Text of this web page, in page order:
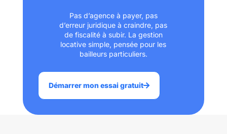
Pas d’agence à payer, pas
d’erreur juridique à craindre, pas
de fiscalité à subir. La gestion
locative simple, pensée pour les
bailleurs particuliers.
Démarrer mon essai gratuit